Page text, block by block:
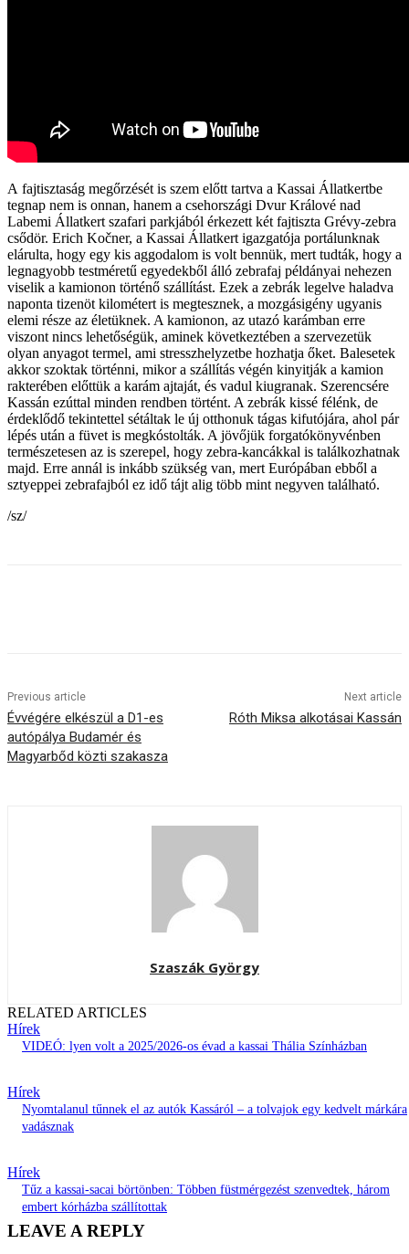
A fajtisztaság megőrzését is szem előtt tartva a Kassai Állatkertbe
tegnap nem is onnan, hanem a csehországi Dvur Králové nad
Labemi Állatkert szafari parkjából érkezett két fajtiszta Grévy-zebra
csődör. Erich Kočner, a Kassai Állatkert igazgatója portálunknak
elárulta, hogy egy kis aggodalom is volt bennük, mert tudták, hogy a
legnagyobb testméretű egyedekből álló zebrafaj példányai nehezen
viselik a kamionon történő szállítást. Ezek a zebrák legelve haladva
naponta tizenöt kilométert is megtesznek, a mozgásigény ugyanis
elemi része az életüknek. A kamionon, az utazó karámban erre
viszont nincs lehetőségük, aminek következtében a szervezetük
olyan anyagot termel, ami stresszhelyzetbe hozhatja őket. Balesetek
akkor szoktak történni, mikor a szállítás végén kinyitják a kamion
rakterében előttük a karám ajtaját, és vadul kiugranak. Szerencsére
Kassán ezúttal minden rendben történt. A zebrák kissé félénk, de
érdeklődő tekintettel sétáltak le új otthonuk tágas kifutójára, ahol pár
lépés után a füvet is megkóstolták. A jövőjük forgatókönyvénben
természetesen az is szerepel, hogy zebra-kancákkal is találkozhatnak
majd. Erre annál is inkább szükség van, mert Európában ebből a
sztyeppei zebrafajból ez idő tájt alig több mint negyven található.
/sz/
Previous article
Évvégére elkészül a D1-es
autópálya Budamér és
Magyarbőd közti szakasza
Next article
Róth Miksa alkotásai Kassán
Szaszák György
RELATED ARTICLES
Hírek
VIDEÓ: lyen volt a 2025/2026-os évad a kassai Thália Színházban
Hírek
Nyomtalanul tűnnek el az autók Kassáról – a tolvajok egy kedvelt márkára
vadásznak
Hírek
Tűz a kassai-sacai börtönben: Többen füstmérgezést szenvedtek, három
embert kórházba szállítottak
LEAVE A REPLY